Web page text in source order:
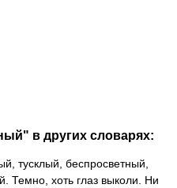
в других словарях:
тусклый, беспросветный,
Темно, хоть глаз выколи. Ни